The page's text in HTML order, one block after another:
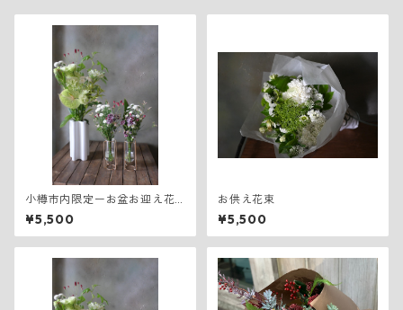
小樽市内限定ーお盆お迎え花
一式 Sサイズ
¥5,500
お供え花束
¥5,500